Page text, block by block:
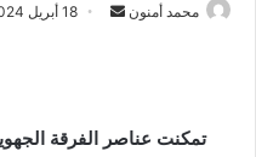
محمد أمنون 18 أبريل 2024
تمكنت عناصر الفرقة